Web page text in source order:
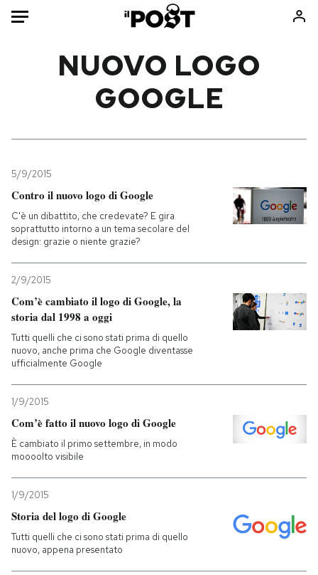
Mondo
Tecnologia
Internet
Scienza
Cultura
Economia
Sport
Libri
Ok Boomer!
Media
Altrecose
PODCAST
I MIEI PREFERITI
SHOP
CALENDARIO
NUOVO LOGO
GOOGLE
5/9/2015
Contro il nuovo logo di Google
C'è un dibattito, che credevate? E gira
soprattutto intorno a un tema secolare del
design: grazie o niente grazie?
2/9/2015
Com’è cambiato il logo di Google, la
storia dal 1998 a oggi
Tutti quelli che ci sono stati prima di quello
nuovo, anche prima che Google diventasse
ufficialmente Google
1/9/2015
Com’è fatto il nuovo logo di Google
È cambiato il primo settembre, in modo
moooolto visibile
1/9/2015
Storia del logo di Google
Tutti quelli che ci sono stati prima di quello
nuovo, appena presentato